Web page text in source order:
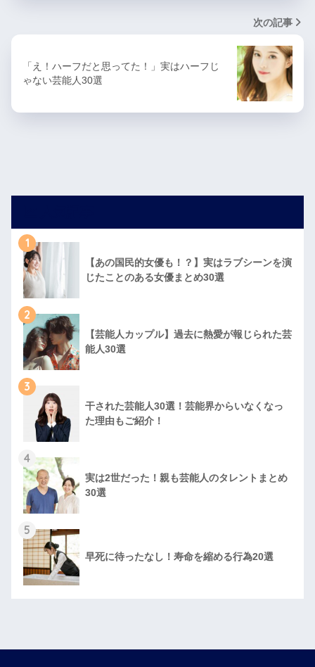
次の記事
「え！ハーフだと思ってた！」実はハーフじ
ゃない芸能人30選
1
【あの国民的女優も！？】実はラブシーンを演
じたことのある女優まとめ30選
2
【芸能人カップル】過去に熱愛が報じられた芸
能人30選
3
干された芸能人30選！芸能界からいなくなっ
た理由もご紹介！
4
実は2世だった！親も芸能人のタレントまとめ
30選
5
早死に待ったなし！寿命を縮める行為20選